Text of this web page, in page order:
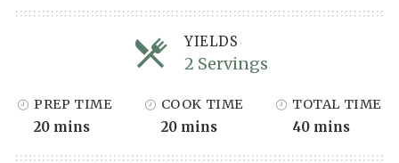
YIELDS
2 Servings
PREP TIME
20 mins
COOK TIME
20 mins
TOTAL TIME
40 mins